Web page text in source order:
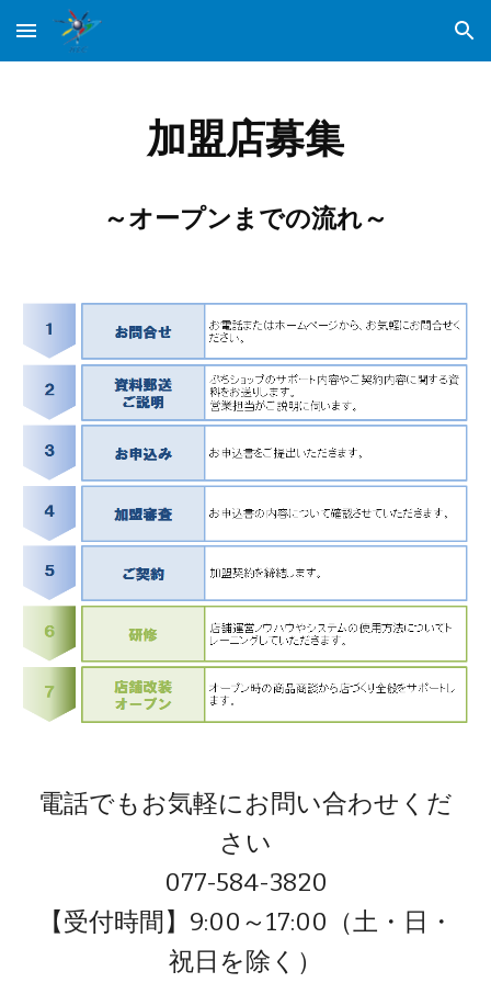
Skip to main content Skip to navigation
加盟店募集
～オープンまでの流れ～
電話でもお気軽にお問い合わせくだ
さい
077-584-3820
【受付時間】9:00～17:00（土・日・
祝日を除く）